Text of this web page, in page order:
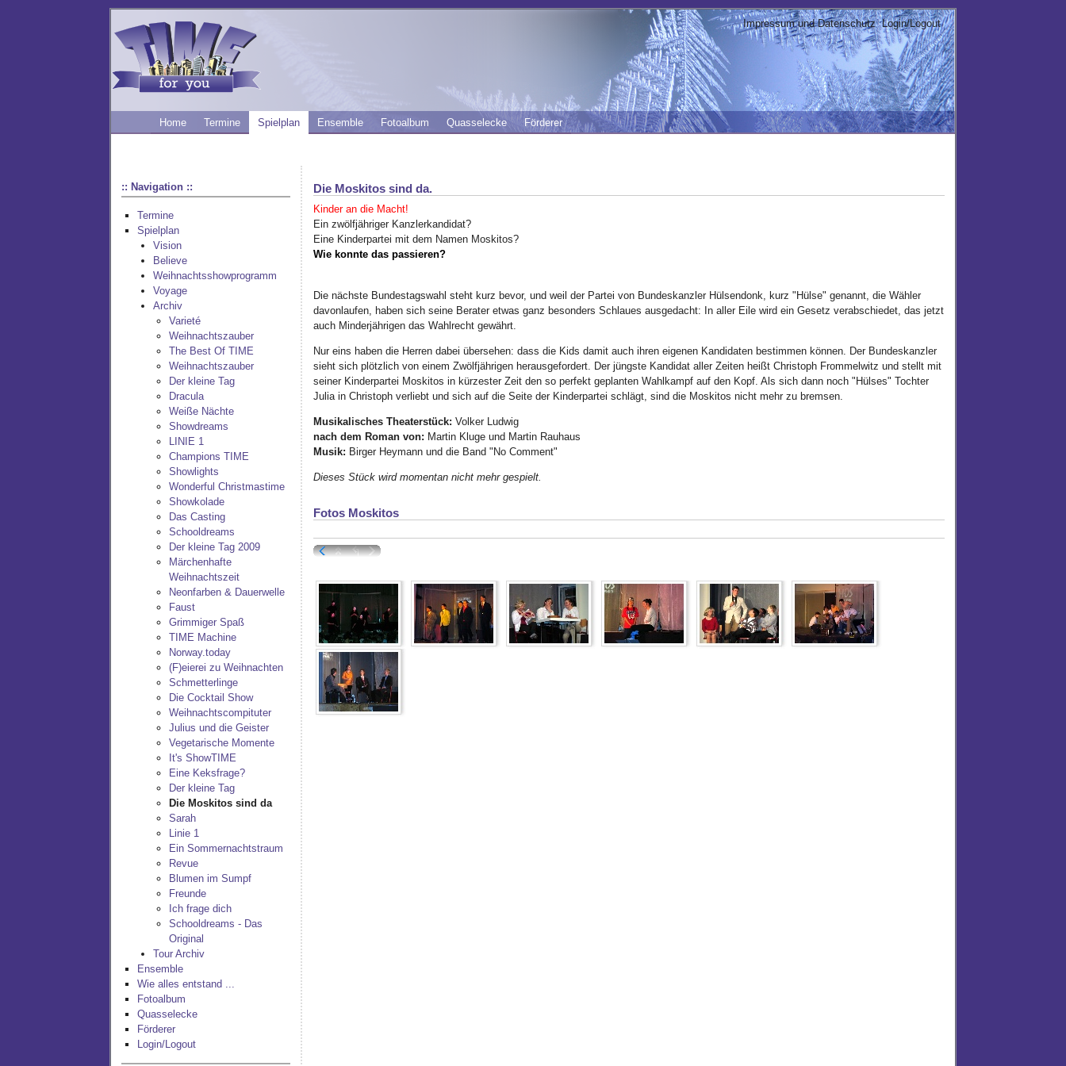
Impressum und Datenschutz Login/Logout
Home Termine Spielplan Ensemble Fotoalbum Quasselecke Förderer
:: Navigation ::
Termine
Spielplan
Vision
Believe
Weihnachtsshowprogramm
Voyage
Archiv
Varieté
Weihnachtszauber
The Best Of TIME
Weihnachtszauber
Der kleine Tag
Dracula
Weiße Nächte
Showdreams
LINIE 1
Champions TIME
Showlights
Wonderful Christmastime
Showkolade
Das Casting
Schooldreams
Der kleine Tag 2009
Märchenhafte
Weihnachtszeit
Neonfarben & Dauerwelle
Faust
Grimmiger Spaß
TIME Machine
Norway.today
(F)eierei zu Weihnachten
Schmetterlinge
Die Cocktail Show
Weihnachtscompituter
Julius und die Geister
Vegetarische Momente
It's ShowTIME
Eine Keksfrage?
Der kleine Tag
Die Moskitos sind da
Sarah
Linie 1
Ein Sommernachtstraum
Revue
Blumen im Sumpf
Freunde
Ich frage dich
Schooldreams - Das
Original
Tour Archiv
Ensemble
Wie alles entstand ...
Fotoalbum
Quasselecke
Förderer
Login/Logout
Die Moskitos sind da.
Kinder an die Macht!
Ein zwölfjähriger Kanzlerkandidat?
Eine Kinderpartei mit dem Namen Moskitos?
Wie konnte das passieren?
Die nächste Bundestagswahl steht kurz bevor, und weil der Partei von Bundeskanzler Hülsendonk, kurz "Hülse" genannt, die Wähler
davonlaufen, haben sich seine Berater etwas ganz besonders Schlaues ausgedacht: In aller Eile wird ein Gesetz verabschiedet, das jetzt
auch Minderjährigen das Wahlrecht gewährt.
Nur eins haben die Herren dabei übersehen: dass die Kids damit auch ihren eigenen Kandidaten bestimmen können. Der Bundeskanzler
sieht sich plötzlich von einem Zwölfjährigen herausgefordert. Der jüngste Kandidat aller Zeiten heißt Christoph Frommelwitz und stellt mit
seiner Kinderpartei Moskitos in kürzester Zeit den so perfekt geplanten Wahlkampf auf den Kopf. Als sich dann noch "Hülses" Tochter
Julia in Christoph verliebt und sich auf die Seite der Kinderpartei schlägt, sind die Moskitos nicht mehr zu bremsen.
Musikalisches Theaterstück: Volker Ludwig
nach dem Roman von: Martin Kluge und Martin Rauhaus
Musik: Birger Heymann und die Band "No Comment"
Dieses Stück wird momentan nicht mehr gespielt.
Fotos Moskitos